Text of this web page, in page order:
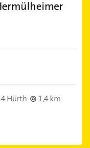
Hürth
1,4 km